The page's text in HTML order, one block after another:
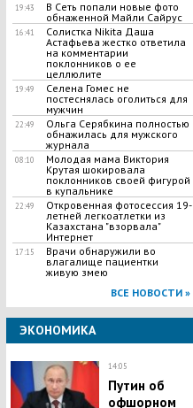
19:43
В Сеть попали новые фото
обнаженной Майли Сайрус
16:41
Солистка Nikitа Даша
Астафьева жестко ответила
на комментарии
поклонников о ее
целлюлите
19:49
Селена Гомес не
постеснялась оголиться для
мужчин
22:49
Ольга Серябкина полностью
обнажилась для мужского
журнала
08:10
Молодая мама Виктория
Крутая шокировала
поклонников своей фигурой
в купальнике
22:49
Откровенная фотосессия 19-
летней легкоатлетки из
Казахстана "взорвала"
Интернет
17:15
Врачи обнаружили во
влагалище пациентки
живую змею
ВСЕ НОВОСТИ »
ЭКОНОМИКА
14:05
Путин об
офшорном